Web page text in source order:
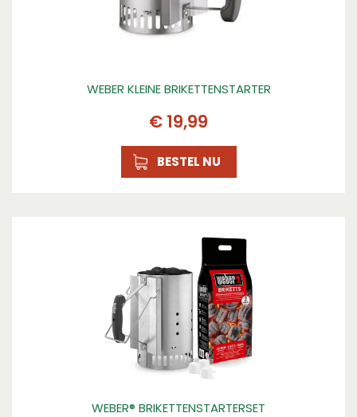
WEBER KLEINE BRIKETTENSTARTER
€ 19,99
BESTEL NU
WEBER® BRIKETTENSTARTERSET